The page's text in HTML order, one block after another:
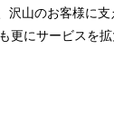
山のお客様に
更にサービスを